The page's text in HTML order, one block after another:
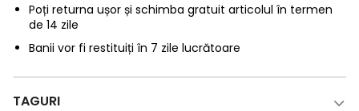
Poți returna ușor și schimba gratuit articolul în termen
de 14 zile
Banii vor fi restituiți în 7 zile lucrătoare
TAGURI